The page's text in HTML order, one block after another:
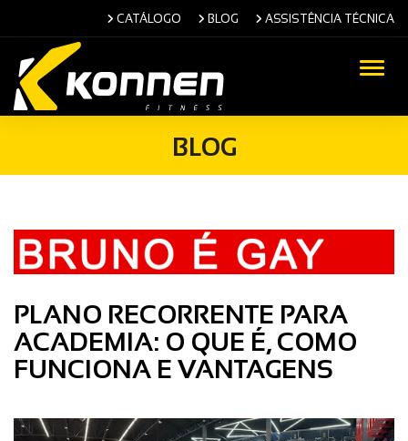
CATÁLOGO BLOG ASSISTÊNCIA TÉCNICA
BLOG
PLANO RECORRENTE PARA
ACADEMIA: O QUE É, COMO
FUNCIONA E VANTAGENS